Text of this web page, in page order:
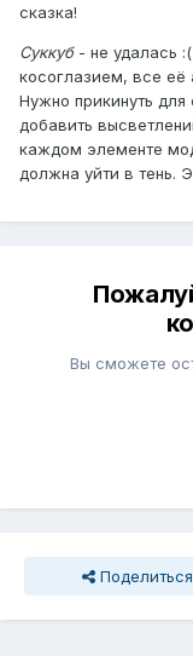
сказка!
Суккуб - не удалась
косоглазием, все её
Нужно прикинуть для
добавить
каждом элементе
должна уйти в тень.
Вы сможете
Поделиться